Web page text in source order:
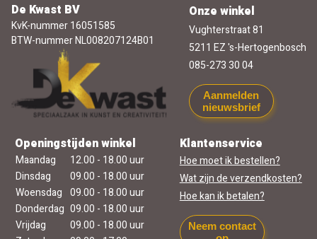
De Kwast BV
KvK-nummer 16051585
BTW-nummer NL008207124B01
Onze winkel
Vughterstraat 81
5211 EZ 's-Hertogenbosch
085-273 30 04
Aanmelden
nieuwsbrief
Openingstijden winkel
Maandag
12.00 - 18.00 uur
Dinsdag
09.00 - 18.00 uur
Woensdag 09.00 - 18.00 uur
Donderdag 09.00 - 18.00 uur
Vrijdag
09.00 - 18.00 uur
Klantenservice
Hoe moet ik bestellen?
Wat zijn de verzendkosten?
Hoe kan ik betalen?
Neem contact